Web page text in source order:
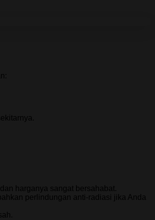
harganya sangat bersahabat.
perlindungan anti-radiasi jika Anda